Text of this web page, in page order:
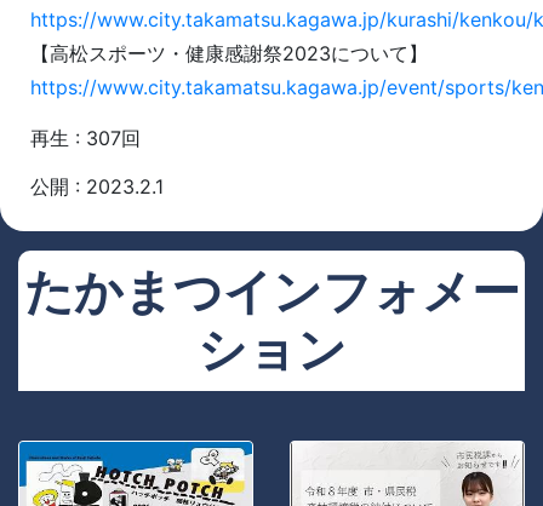
https://www.city.takamatsu.kagawa.jp/kurashi/kenkou/
【高松スポーツ・健康感謝祭2023について】
https://www.city.takamatsu.kagawa.jp/event/sports/
再生 : 307回
公開 : 2023.2.1
たかまつインフォメー
ション